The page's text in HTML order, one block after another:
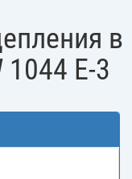
в
E-3